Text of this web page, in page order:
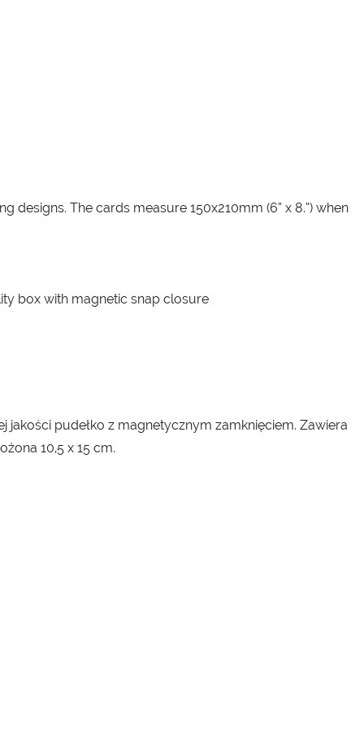
designs. The cards measure 150x210mm (6” x 8.”) when
box with magnetic snap closure
jakości pudełko z magnetycznym zamknięciem. Zawiera
10,5 x 15 cm.